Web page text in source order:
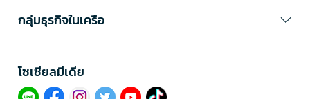
กลุ่มธุรกิจในเครือ
โซเซียลมีเดีย​